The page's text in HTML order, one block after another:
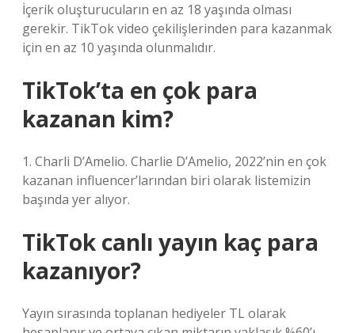
İçerik oluşturucuların en az 18 yaşında olması
gerekir. TikTok video çekilişlerinden para kazanmak
için en az 10 yaşında olunmalıdır.
TikTok’ta en çok para
kazanan kim?
1. Charli D’Amelio. Charlie D’Amelio, 2022’nin en çok
kazanan influencer’larından biri olarak listemizin
başında yer alıyor.
TikTok canlı yayın kaç para
kazanıyor?
Yayın sırasında toplanan hediyeler TL olarak